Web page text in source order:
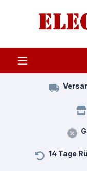
Zum Hauptinhalt
14 Tage